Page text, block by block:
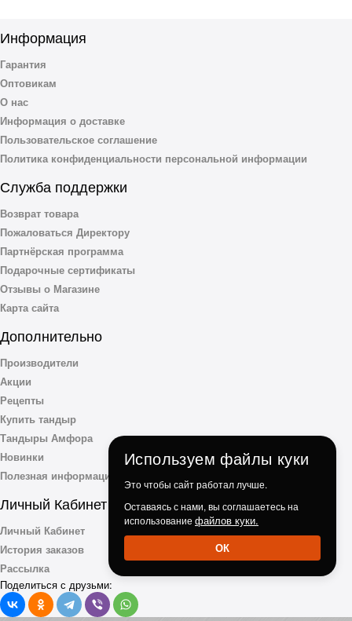
Информация
Гарантия
Оптовикам
О нас
Информация о доставке
Пользовательское соглашение
Политика конфиденциальности персональной информации
Служба поддержки
Возврат товара
Пожаловаться Директору
Партнёрская программа
Подарочные сертификаты
Отзывы о Магазине
Карта сайта
Дополнительно
Производители
Акции
Рецепты
Купить тандыр
Тандыры Амфора
Новинки
Полезная информация
Личный Кабинет
Личный Кабинет
История заказов
Рассылка
Поделиться с друзьми:
Используем файлы куки
Это чтобы сайт работал лучше.
Оставаясь с нами, вы соглашаетесь на
использование файлов куки.
ОК